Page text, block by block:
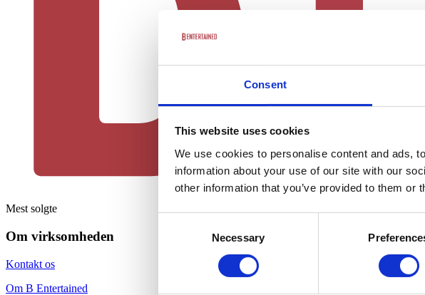
Consent
This website uses cookies
We use cookies to personalise content and ads,
information about your use of our site with our
other information that you’ve provided to them
Necessary
Mest solgte
Om virksomheden
Kontakt os
Om B Entertained